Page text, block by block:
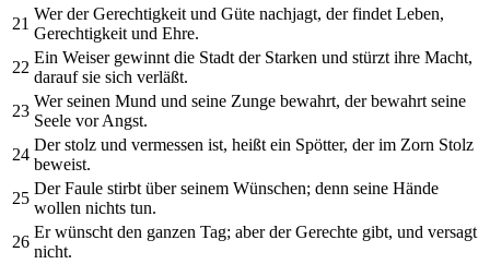
21
Wer der Gerechtigkeit und Güte nachjagt, der findet Leben,
Gerechtigkeit und Ehre.
22
Ein Weiser gewinnt die Stadt der Starken und stürzt ihre Macht,
darauf sie sich verläßt.
23
Wer seinen Mund und seine Zunge bewahrt, der bewahrt seine
Seele vor Angst.
24
Der stolz und vermessen ist, heißt ein Spötter, der im Zorn Stolz
beweist.
25
Der Faule stirbt über seinem Wünschen; denn seine Hände
wollen nichts tun.
26
Er wünscht den ganzen Tag; aber der Gerechte gibt, und versagt
nicht.